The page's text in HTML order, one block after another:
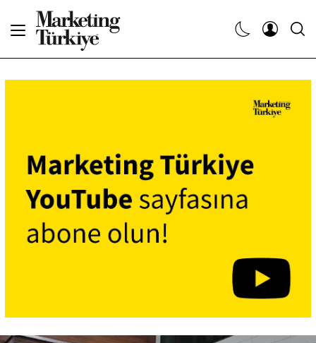
Dergiler
Etkinlikler